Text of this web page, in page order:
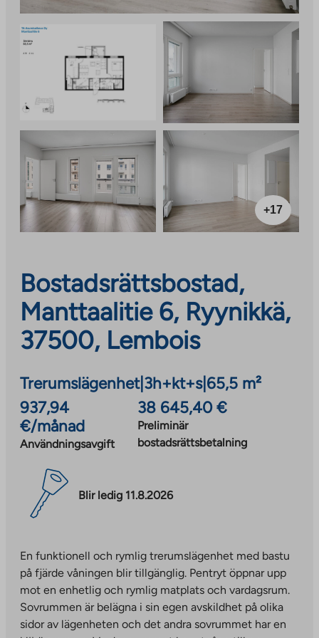
+17
Bostadsrättsbostad,
Manttaalitie 6, Ryynikkä,
37500, Lembois
Trerumslägenhet| 3h+kt+s| 65,5 m²
937,94
€/månad
Användningsavgift
38 645,40 €
Preliminär
bostadsrättsbetalning
Blir ledig 11.8.2026
En funktionell och rymlig trerumslägenhet med bastu
på fjärde våningen blir tillgänglig. Pentryt öppnar upp
mot en enhetlig och rymlig matplats och vardagsrum.
Sovrummen är belägna i sin egen avskildhet på olika
sidor av lägenheten och det andra sovrummet har en